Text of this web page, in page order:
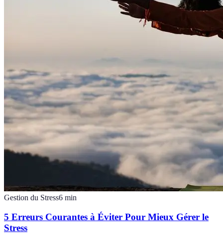
Gestion du Stress6 min
5 Erreurs Courantes à Éviter Pour Mieux Gérer le
Stress